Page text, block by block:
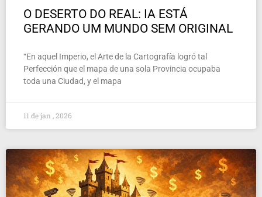
O DESERTO DO REAL: IA ESTÁ
GERANDO UM MUNDO SEM ORIGINAL
“En aquel Imperio, el Arte de la Cartografía logró tal
Perfección que el mapa de una sola Provincia ocupaba
toda una Ciudad, y el mapa
11 de jan , 2026